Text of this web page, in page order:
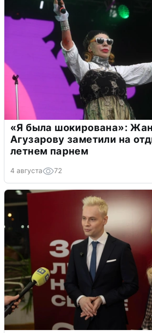
«Я была шокирована»:
Агузарову заметили на
летнем парнем
4 августа 72